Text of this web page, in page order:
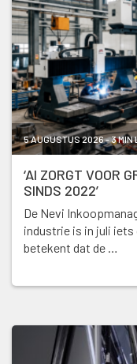
5 AUGUSTUS 2026 - 3 MIN
‘AI ZORGT VOOR
SINDS 2022’
De Nevi
industrie is in juli iets
betekent dat de …